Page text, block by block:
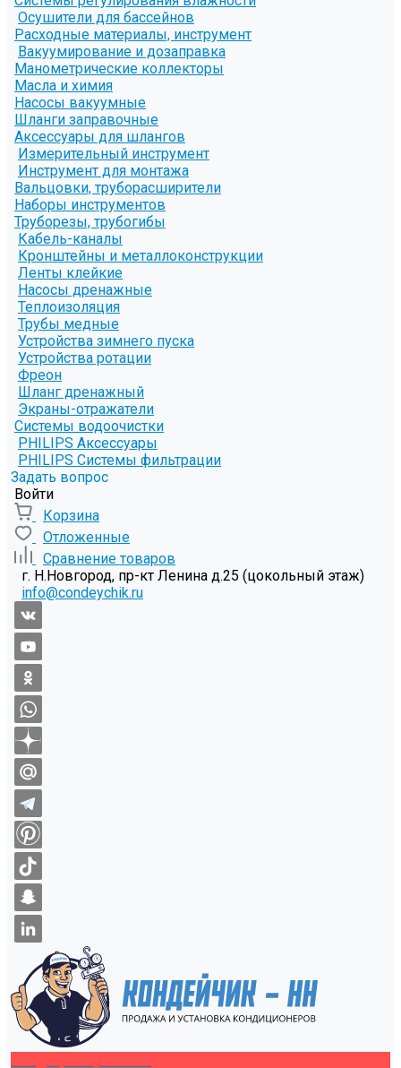
Осушители для бассейнов
Расходные материалы, инструмент
Вакуумирование и дозаправка
Манометрические коллекторы
Масла и химия
Насосы вакуумные
Шланги заправочные
Аксессуары для шлангов
Измерительный инструмент
Инструмент для монтажа
Вальцовки, труборасширители
Наборы инструментов
Труборезы, трубогибы
Кабель-каналы
Кронштейны и металлоконструкции
Ленты клейкие
Насосы дренажные
Теплоизоляция
Трубы медные
Устройства зимнего пуска
Устройства ротации
Фреон
Шланг дренажный
Экраны-отражатели
Системы водоочистки
PHILIPS Аксессуары
PHILIPS Системы фильтрации
Задать вопрос
Войти
Корзина
Отложенные
Сравнение товаров
г. Н.Новгород, пр-кт Ленина д.25 (цокольный этаж)
info@condeychik.ru